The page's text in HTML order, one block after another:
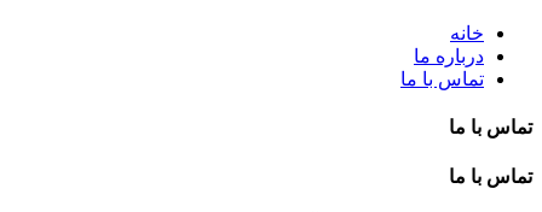
خانه
درباره ما
تماس با ما
تماس با ما
تماس با ما